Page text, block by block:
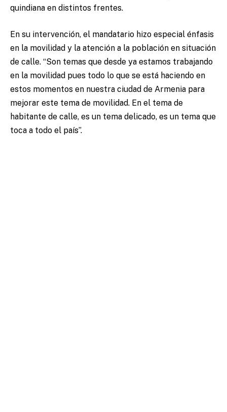
quindiana en distintos frentes.
En su intervención, el mandatario hizo especial énfasis
en la movilidad y la atención a la población en situación
de calle. “Son temas que desde ya estamos trabajando
en la movilidad pues todo lo que se está haciendo en
estos momentos en nuestra ciudad de Armenia para
mejorar este tema de movilidad. En el tema de
habitante de calle, es un tema delicado, es un tema que
toca a todo el país”.